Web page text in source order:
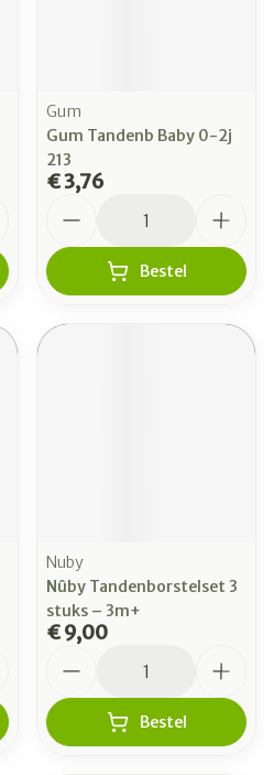
Gum
Gum Tandenb Baby 0-2j
213
€ 3,76
Bestel
Nuby
Nûby Tandenborstelset 3
stuks – 3m+
€ 9,00
Bestel